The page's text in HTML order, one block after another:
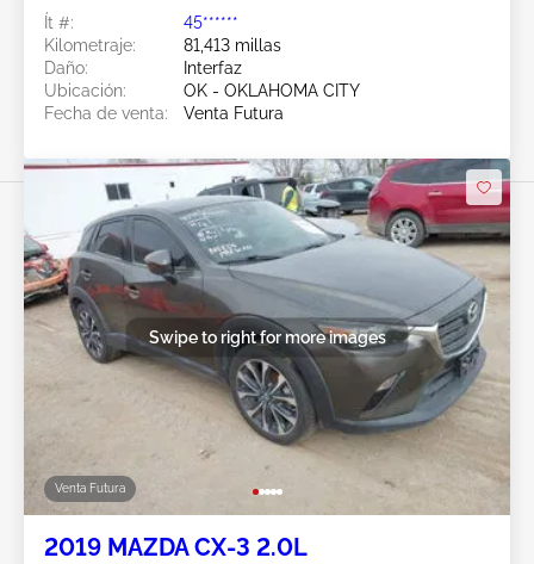
Ít #:
45******
Kilometraje:
81,413 millas
Daño:
Interfaz
Ubicación:
OK - OKLAHOMA CITY
Fecha de venta:
Venta Futura
Venta Futura
Swipe to right for more images
2019 MAZDA CX-3 2.0L